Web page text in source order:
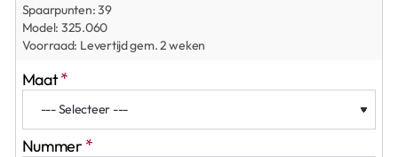
Spaarpunten:39
Model: 325.060
Voorraad: Levertijd gem. 2 weken
Maat
Nummer